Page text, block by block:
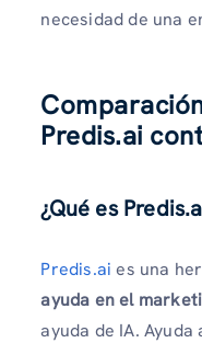
necesidad de una
Predis.ai
¿Qué es
Predis.ai es una
ayuda en el
ayuda de IA.